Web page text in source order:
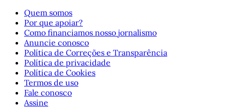
Quem somos
Por que apoiar?
Como financiamos nosso jornalismo
Anuncie conosco
Política de Correções e Transparência
Política de privacidade
Política de Cookies
Termos de uso
Fale conosco
Assine